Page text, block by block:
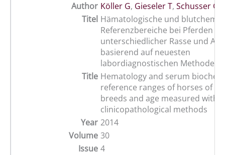
Author Köller G, Gieseler T, Schusser G F
Titel Hämatologische und
Referenzbereiche bei Pferden
unterschiedlicher Rasse und
basierend auf neuesten
labordiagnostischen Methoden
Title Hematology and serum
reference ranges of horses of
breeds and age measured with
clinicopathological methods
Year 2014
Volume 30
Issue 4